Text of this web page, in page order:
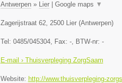
Antwerpen» Lier| Google maps ▼
Zagerijstraat 62, 2500 Lier(Antwerpen)
Tel: 0485/045304, Fax: -, BTW-nr: -
E-mail › Thuisverpleging ZorgSaam
Website: http://www.thuisverpleging-